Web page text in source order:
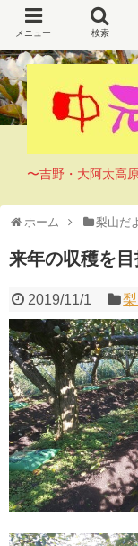
〜吉野・大阿太高
ホーム 梨山だ
来年の収穫を
2019/11/1